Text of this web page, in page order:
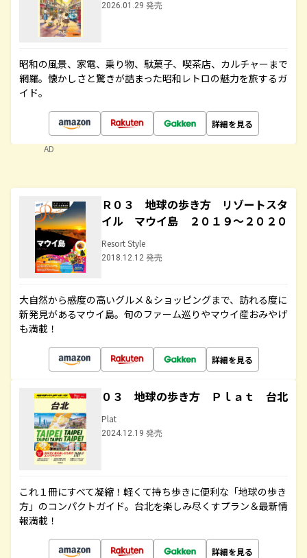
2026.01.29 発売
昭和の風景、家電、乗り物、駄菓子、喫茶店、カルチャーまで
網羅。懐かしさと驚きが詰まった昭和レトロの魅力を旅するガ
イド。
詳細を見る
AD
Ｒ０３ 地球の歩き方 リゾートスタ
イル マウイ島 ２０１９～２０２０
Resort Style
2018.12.12 発売
大自然から感度の高いグルメ＆ショッピングまで、訪れる度に
新発見があるマウイ島。旬のファーム巡りやマウイ産おみやげ
も満載！
詳細を見る
０３ 地球の歩き方 Ｐｌａｔ 台北
Plat
2024.12.19 発売
これ１冊にすべて凝縮！軽くて持ち歩きに便利な「地球の歩き
方」のコンパクトガイド。台北を楽しみ尽くすプラン＆最新情
報満載！
詳細を見る